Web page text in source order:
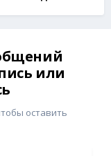
или
оставить